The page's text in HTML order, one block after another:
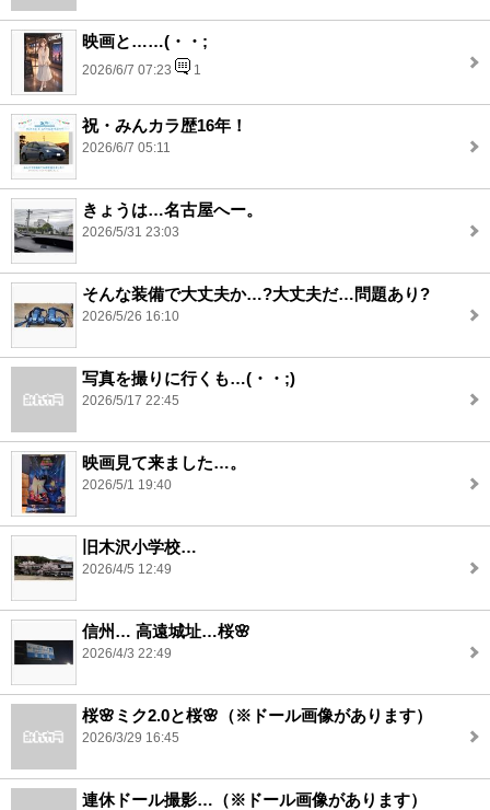
映画と……(・・;
2026/6/7 07:23 1
祝・みんカラ歴16年！
2026/6/7 05:11
きょうは…名古屋へー。
2026/5/31 23:03
そんな装備で大丈夫か…?大丈夫だ…問題あり?
2026/5/26 16:10
写真を撮りに行くも…(・・;)
2026/5/17 22:45
映画見て来ました…。
2026/5/1 19:40
旧木沢小学校…
2026/4/5 12:49
信州… 高遠城址…桜🌸
2026/4/3 22:49
桜🌸ミク2.0と桜🌸（※ドール画像があります）
2026/3/29 16:45
連休ドール撮影…（※ドール画像があります）